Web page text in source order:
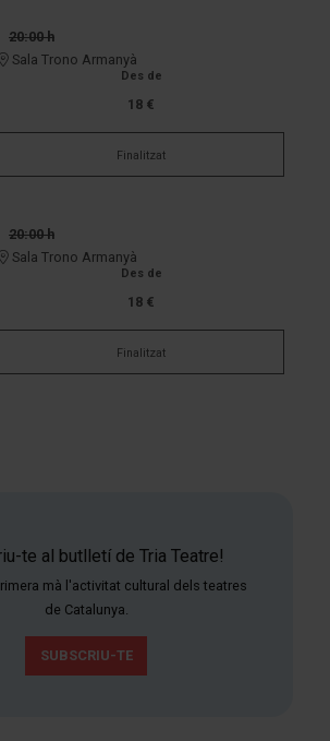
20:00 h
Sala Trono Armanyà
Des de
18 €
Finalitzat
20:00 h
Sala Trono Armanyà
Des de
18 €
Finalitzat
te al butlletí de Tria Teatre!
mà l'activitat cultural dels teatres
de Catalunya.
SUBSCRIU-TE